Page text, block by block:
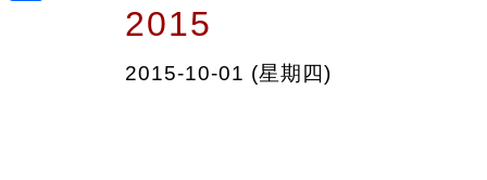
2015
2015-10-01 (星期四)